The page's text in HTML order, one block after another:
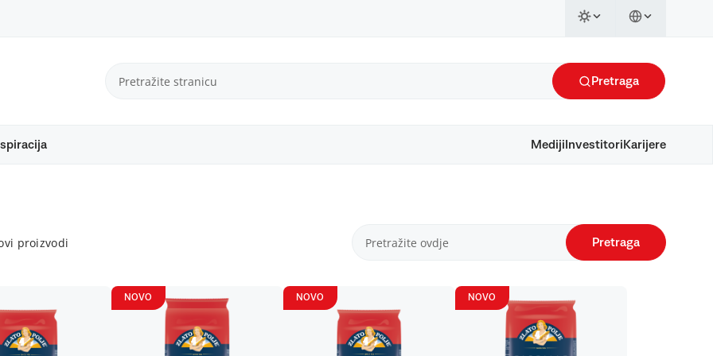
Pretraga
Mediji Investitori Karijere
proizvodi Pretraga
NOVO NOVO NOVO